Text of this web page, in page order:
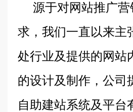
源于对网站推广营
求，我们一直以来主
处行业及提供的网站
的设计及制作，公司
自助建站系统及平台